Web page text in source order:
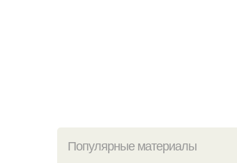
Популярные материалы